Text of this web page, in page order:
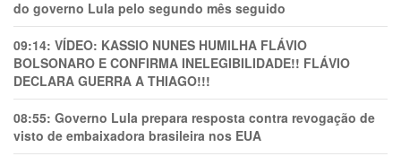
do governo Lula pelo segundo mês seguido
09:14: VÍDEO: KASSIO NUNES HUMlLHA FLÁVIO
BOLSONARO E CONFIRMA INELEGIBILIDADE!! FLÁVIO
DECLARA GUERRA A THIAGO!!!
08:55: Governo Lula prepara resposta contra revogação de
visto de embaixadora brasileira nos EUA